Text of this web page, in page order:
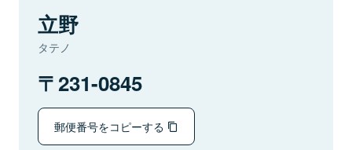
立野
タテノ
231-0845
郵便番号をコピーする